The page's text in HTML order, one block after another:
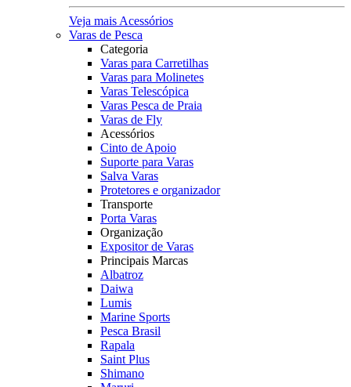
Veja mais Acessórios
Varas de Pesca
Categoria
Varas para Carretilhas
Varas para Molinetes
Varas Telescópica
Varas Pesca de Praia
Varas de Fly
Acessórios
Cinto de Apoio
Suporte para Varas
Salva Varas
Protetores e organizador
Transporte
Porta Varas
Organização
Expositor de Varas
Principais Marcas
Albatroz
Daiwa
Lumis
Marine Sports
Pesca Brasil
Rapala
Saint Plus
Shimano